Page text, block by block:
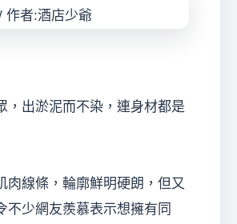
，出淤泥而不染，連身材都是
肉線條，輪廓鮮明硬朗，但又
不少網友羨慕表示想擁有同